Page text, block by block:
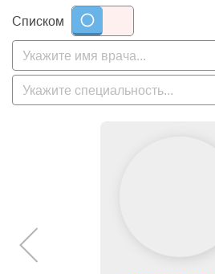
Списком